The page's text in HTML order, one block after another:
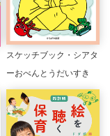
スケッチブック・シアタ
ーおべんとうだいすき